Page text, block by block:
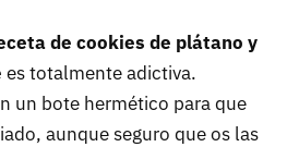
de cookies de plátano y
es totalmente adictiva.
un bote hermético para que
aunque seguro que os las